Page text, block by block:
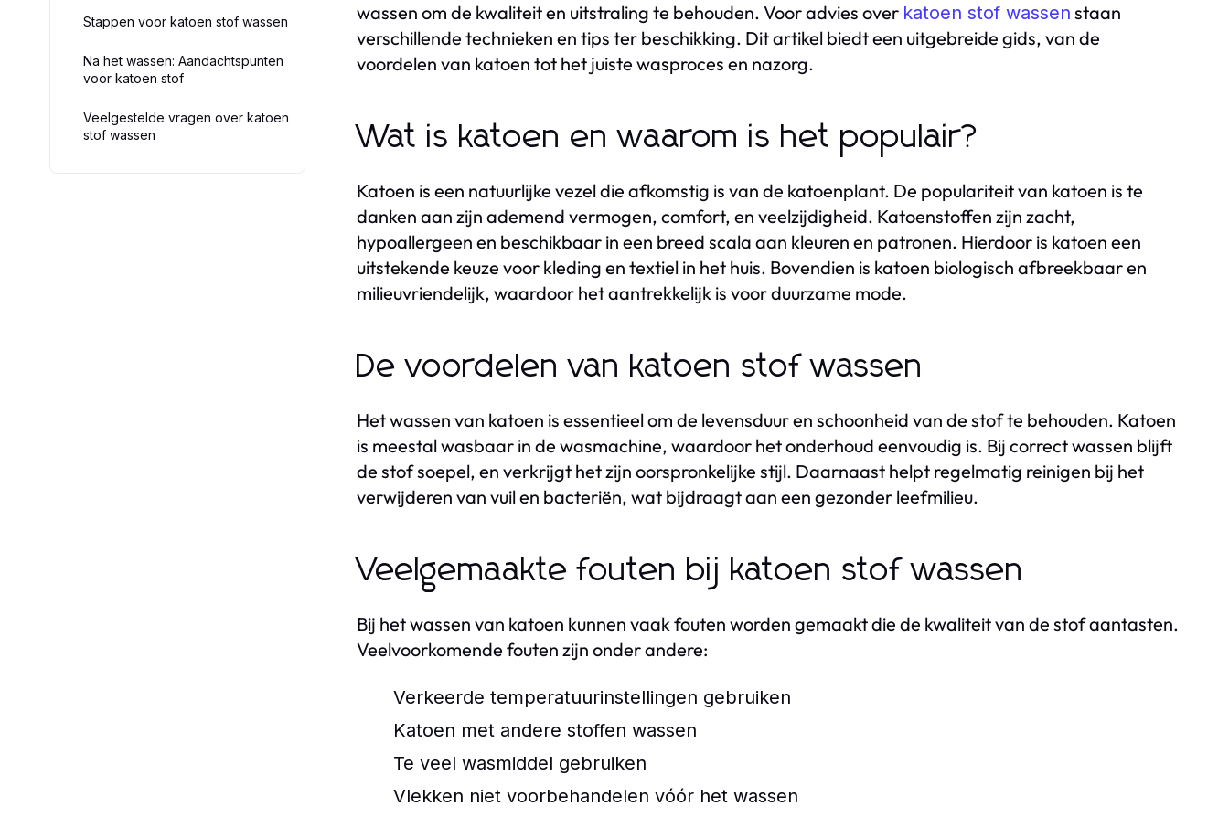
Stappen voor katoen stof wassen
Na het wassen: Aandachtspunten
voor katoen stof
Veelgestelde vragen over katoen
stof wassen
wassen om de kwaliteit en uitstraling te behouden. Voor advies over katoen stof wassen staan
verschillende technieken en tips ter beschikking. Dit artikel biedt een uitgebreide gids, van de
voordelen van katoen tot het juiste wasproces en nazorg.
Wat is katoen en waarom is het populair?
Katoen is een natuurlijke vezel die afkomstig is van de katoenplant. De populariteit van katoen is te
danken aan zijn ademend vermogen, comfort, en veelzijdigheid. Katoenstoffen zijn zacht,
hypoallergeen en beschikbaar in een breed scala aan kleuren en patronen. Hierdoor is katoen een
uitstekende keuze voor kleding en textiel in het huis. Bovendien is katoen biologisch afbreekbaar en
milieuvriendelijk, waardoor het aantrekkelijk is voor duurzame mode.
De voordelen van katoen stof wassen
Het wassen van katoen is essentieel om de levensduur en schoonheid van de stof te behouden. Katoen
is meestal wasbaar in de wasmachine, waardoor het onderhoud eenvoudig is. Bij correct wassen blijft
de stof soepel, en verkrijgt het zijn oorspronkelijke stijl. Daarnaast helpt regelmatig reinigen bij het
verwijderen van vuil en bacteriën, wat bijdraagt aan een gezonder leefmilieu.
Veelgemaakte fouten bij katoen stof wassen
Bij het wassen van katoen kunnen vaak fouten worden gemaakt die de kwaliteit van de stof aantasten.
Veelvoorkomende fouten zijn onder andere:
Verkeerde temperatuurinstellingen gebruiken
Katoen met andere stoffen wassen
Te veel wasmiddel gebruiken
Vlekken niet voorbehandelen vóór het wassen